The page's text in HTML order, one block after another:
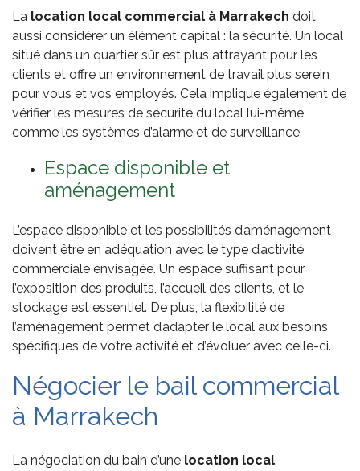
La location local commercial à Marrakech doit
aussi considérer un élément capital : la sécurité. Un local
situé dans un quartier sûr est plus attrayant pour les
clients et offre un environnement de travail plus serein
pour vous et vos employés. Cela implique également de
vérifier les mesures de sécurité du local lui-même,
comme les systèmes d’alarme et de surveillance.
Espace disponible et
aménagement
L’espace disponible et les possibilités d’aménagement
doivent être en adéquation avec le type d’activité
commerciale envisagée. Un espace suffisant pour
l’exposition des produits, l’accueil des clients, et le
stockage est essentiel. De plus, la flexibilité de
l’aménagement permet d’adapter le local aux besoins
spécifiques de votre activité et d’évoluer avec celle-ci.
Négocier le bail commercial
à Marrakech
La négociation du bain d’une location local